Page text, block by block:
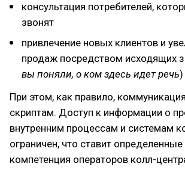
консультация потребителей,
звонят
привлечение новых клиентов и
продаж посредством исходящих
вы поняли, о ком здесь идет речь)
При этом, как правило,
скриптам. Доступ к информации о
внутренним процессам и системам
ограничен, что ставит
компетенция операторов колл-